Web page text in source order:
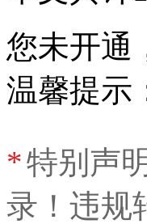
您未开通
温馨提示
*特别声
录！违规